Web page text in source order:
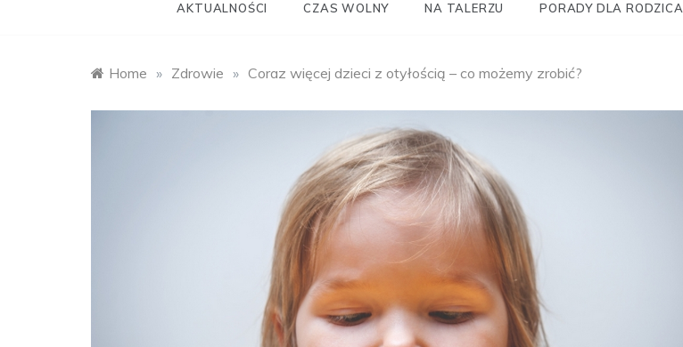
AKTUALNOŚCI CZAS WOLNY NA TALERZU PORADY DLA RODZICA
Home » Zdrowie » Coraz więcej dzieci z otyłością – co możemy zrobić?